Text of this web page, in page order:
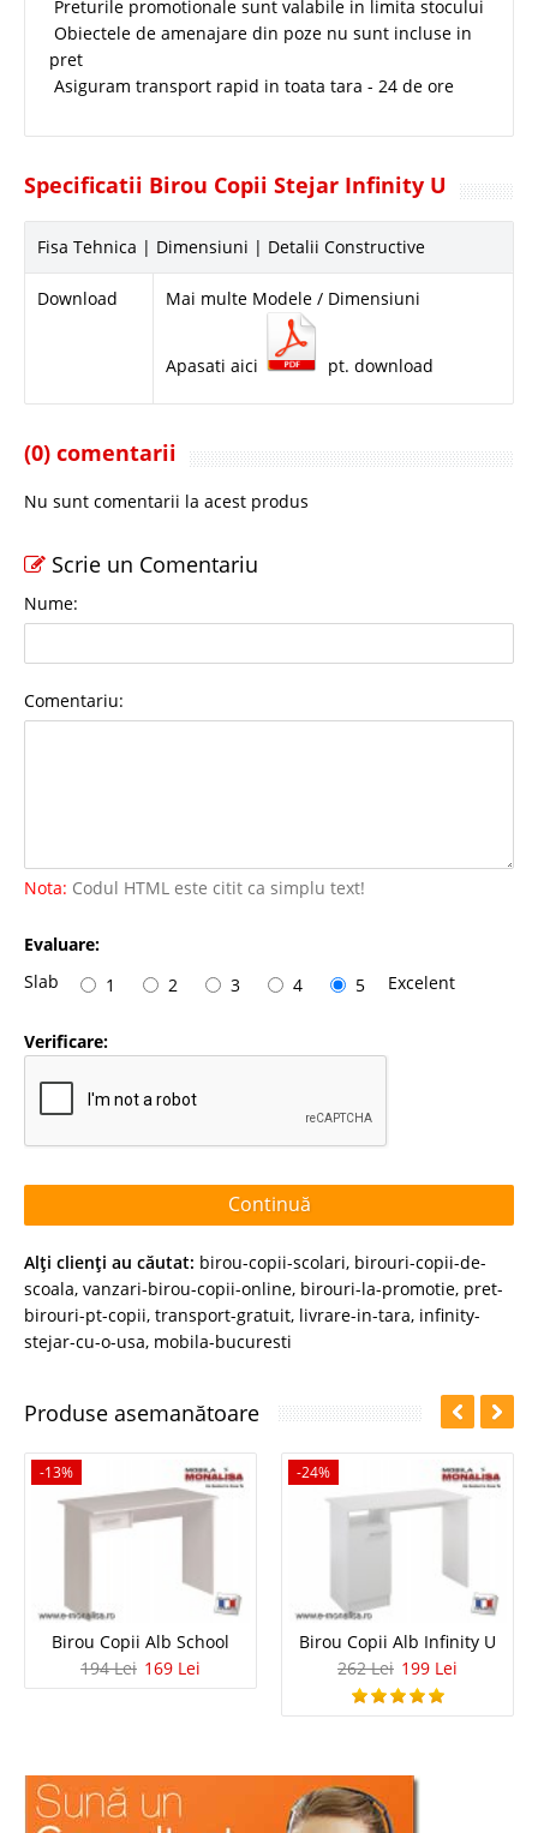
Preturile promotionale sunt valabile in limita stocului
Obiectele de amenajare din poze nu sunt incluse in
pret
Asiguram transport rapid in toata tara - 24 de ore
Specificatii Birou Copii Stejar Infinity U
Fisa Tehnica | Dimensiuni | Detalii Constructive
Download Mai multe Modele / Dimensiuni
Apasati aici pt. download
(0) comentarii
Nu sunt comentarii la acest produs
Scrie un Comentariu
Nume:
Comentariu:
Nota: Codul HTML este citit ca simplu text!
Evaluare:
Slab
1 2 3 4 5 Excelent
Verificare:
Continuă
Alţi clienţi au căutat: birou-copii-scolari, birouri-copii-de-
scoala, vanzari-birou-copii-online, birouri-la-promotie, pret-
birouri-pt-copii, transport-gratuit, livrare-in-tara, infinity-
stejar-cu-o-usa, mobila-bucuresti
Produse asemanătoare
-13%
Birou Copii Alb School
194 Lei 169 Lei
-24%
Birou Copii Alb Infinity U
262 Lei 199 Lei